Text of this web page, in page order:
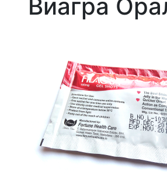
Виагра